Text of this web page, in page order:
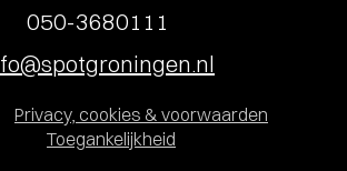
050-3680111
Privacy, cookies & voorwaarden
Toegankelijkheid